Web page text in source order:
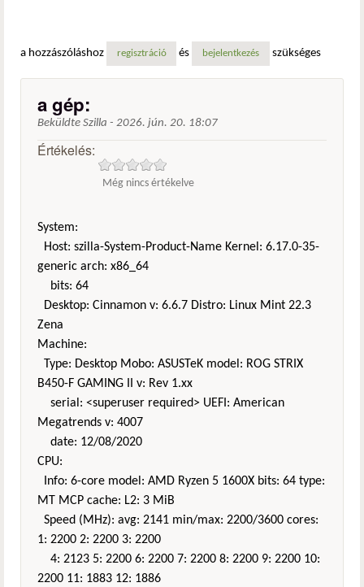
a hozzászóláshoz regisztráció és bejelentkezés szükséges
a gép:
Beküldte Szilla - 2026. jún. 20. 18:07
Értékelés:
Még nincs értékelve
System:
Host: szilla-System-Product-Name Kernel: 6.17.0-35-
generic arch: x86_64
bits: 64
Desktop: Cinnamon v: 6.6.7 Distro: Linux Mint 22.3
Zena
Machine:
Type: Desktop Mobo: ASUSTeK model: ROG STRIX
B450-F GAMING II v: Rev 1.xx
serial: <superuser required> UEFI: American
Megatrends v: 4007
date: 12/08/2020
CPU:
Info: 6-core model: AMD Ryzen 5 1600X bits: 64 type:
MT MCP cache: L2: 3 MiB
Speed (MHz): avg: 2141 min/max: 2200/3600 cores:
1: 2200 2: 2200 3: 2200
4: 2123 5: 2200 6: 2200 7: 2200 8: 2200 9: 2200 10:
2200 11: 1883 12: 1886